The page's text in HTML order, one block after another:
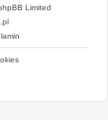
Limited